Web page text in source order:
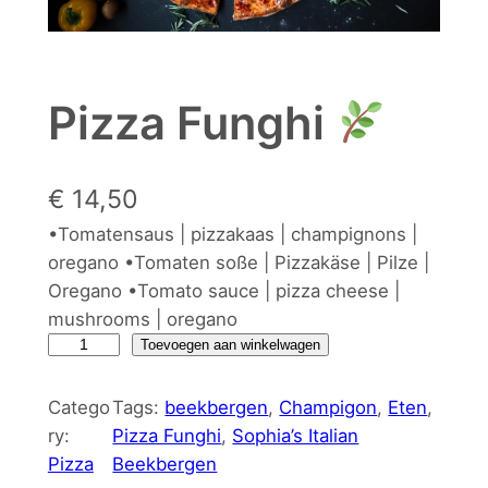
Pizza Funghi
€ 14,50
•Tomatensaus | pizzakaas | champignons |
oregano •Tomaten soße | Pizzakäse | Pilze |
Oregano •Tomato sauce | pizza cheese |
mushrooms | oregano
z
z
a
Toevoegen aan winkelwagen
Catego
ry:
Pizza
Tags: beekbergen, Champigon, Eten
Pizza Funghi, Sophia’s Italian
Beekbergen